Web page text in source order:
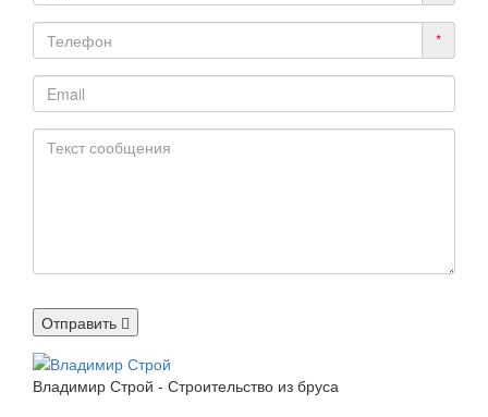
*
Отправить
Владимир Строй - Строительство из бруса